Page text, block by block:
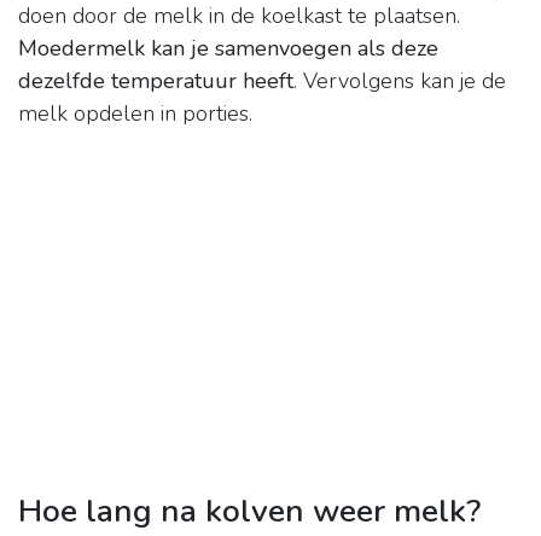
doen door de melk in de koelkast te plaatsen.
Moedermelk kan je samenvoegen als deze
dezelfde temperatuur heeft. Vervolgens kan je de
melk opdelen in porties.
Hoe lang na kolven weer melk?